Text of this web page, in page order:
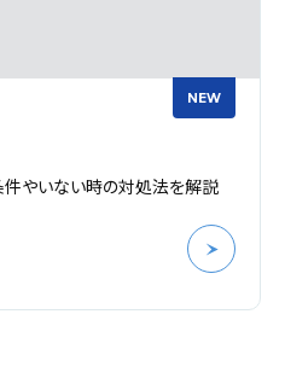
NEW
やいない時の対処法を解説